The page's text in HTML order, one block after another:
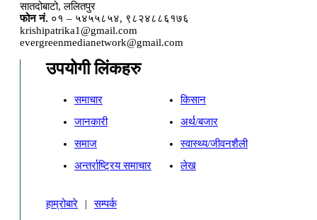
सातदोबाटो, ललितपुर
फोन नं. ०१ – ५४५५८५४, ९८२४८८६१७६
krishipatrika1@gmail.com
evergreenmedianetwork@gmail.com
उपयोगी लिंकहरु
समाचार
किसान
जानकारी
अर्थ/बजार
समाज
स्वास्थ्य/जीवनशैली
अन्तर्राष्ट्रिय समाचार
लेख
हाम्रोबारे |
सम्पर्क